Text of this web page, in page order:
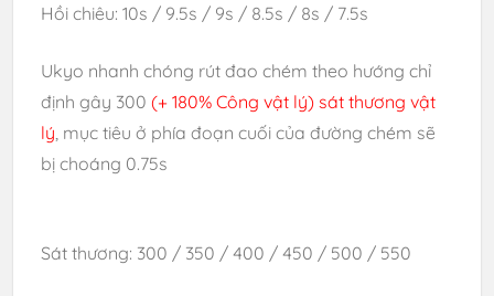
Hồi chiêu: 10s / 9.5s / 9s / 8.5s / 8s / 7.5s
Ukyo nhanh chóng rút đao chém theo hướng chỉ
định gây 300 (+ 180% Công vật lý) sát thương vật
lý, mục tiêu ở phía đoạn cuối của đường chém sẽ
bị choáng 0.75s
Sát thương: 300 / 350 / 400 / 450 / 500 / 550